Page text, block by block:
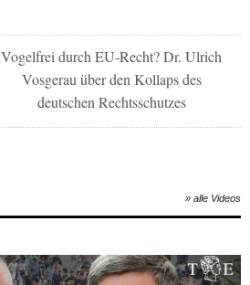
Vogelfrei durch EU-Recht? Dr. Ulrich
Vosgerau über den Kollaps des
deutschen Rechtsschutzes
» alle Videos